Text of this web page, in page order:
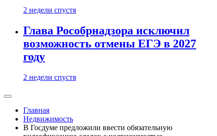
2 недели спустя
Глава Рособрнадзора исключил
возможность отмены ЕГЭ в 2027
году
2 недели спустя
Главная
Недвижимость
В Госдуме предложили ввести обязательную